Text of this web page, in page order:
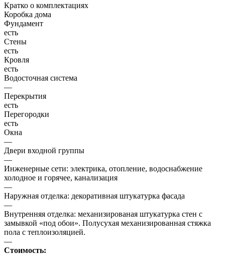
Кратко о комплектациях
Коробка дома
Фундамент
есть
Стены
есть
Кровля
есть
Водосточная система
—
Перекрытия
есть
Перегородки
есть
Окна
—
Двери входной группы
—
Инженерные сети: электрика, отопление, водоснабжение
холодное и горячее, канализация
—
Наружная отделка: декоративная штукатурка фасада
—
Внутренняя отделка: механизированая штукатурка стен с
замывкой «под обои». Полусухая механизированная стяжка
пола с теплоизоляцией.
—
Стоимость: